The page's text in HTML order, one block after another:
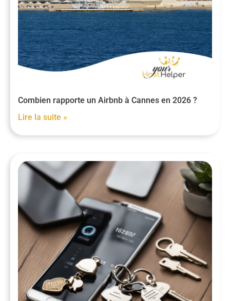
Combien rapporte un Airbnb à Cannes en 2026 ?
Lire la suite »